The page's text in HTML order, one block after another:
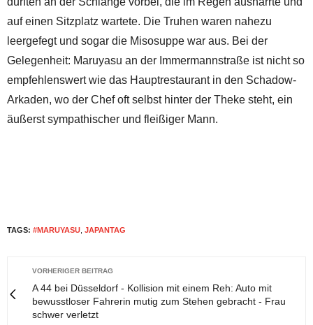
auf einen Sitzplatz wartete. Die Truhen waren nahezu
leergefegt und sogar die Misosuppe war aus. Bei der
Gelegenheit: Maruyasu an der Immermannstraße ist nicht so
empfehlenswert wie das Hauptrestaurant in den Schadow-
Arkaden, wo der Chef oft selbst hinter der Theke steht, ein
äußerst sympathischer und fleißiger Mann.
TAGS: #MARUYASU JAPANTAG
VORHERIGER BEITRAG
A 44 bei Düsseldorf - Kollision mit einem Reh: Auto mit
bewusstloser Fahrerin mutig zum Stehen gebracht - Frau
schwer verletzt